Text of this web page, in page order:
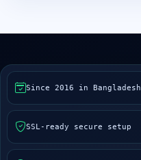
Since 2016 in Bangladesh
SSL-ready secure setup